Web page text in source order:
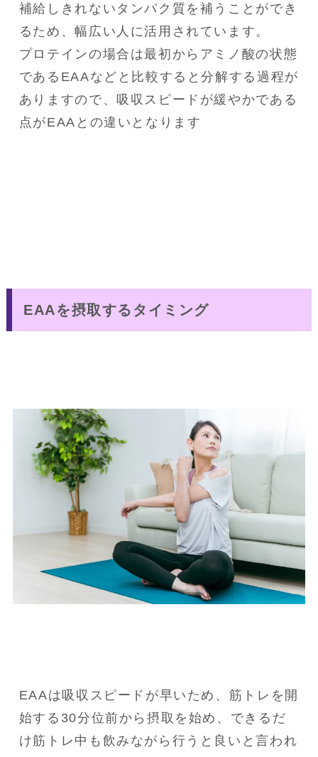
補給しきれないタンパク質を補うことができ
るため、幅広い人に活用されています。
プロテインの場合は最初からアミノ酸の状態
であるEAAなどと比較すると分解する過程が
ありますので、吸収スピードが緩やかである
点がEAAとの違いとなります
EAAを摂取するタイミング
EAAは吸収スピードが早いため、筋トレを開
始する30分位前から摂取を始め、できるだ
け筋トレ中も飲みながら行うと良いと言われ